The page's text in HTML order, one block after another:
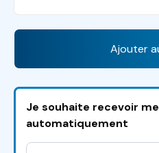
Ajouter
Je souhaite recevoir
automatiquement